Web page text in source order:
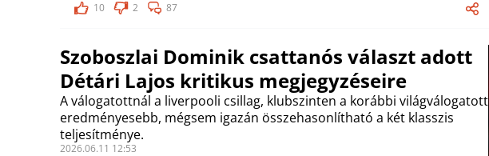
10
2 87
Szoboszlai Dominik csattanós választ adott
Détári Lajos kritikus megjegyzéseire
A válogatottnál a liverpooli csillag, klubszinten a korábbi világválogatott
eredményesebb, mégsem igazán összehasonlítható a két klasszis
teljesítménye.
2026.06.11 12:53